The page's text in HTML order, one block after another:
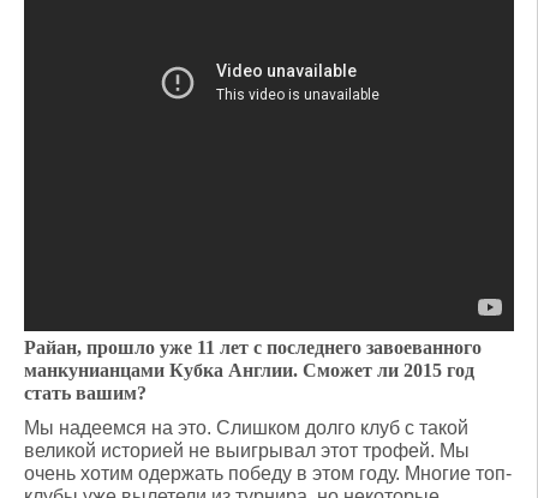
Райан, прошло уже 11 лет с последнего завоеванного
манкунианцами Кубка Англии. Сможет ли 2015 год
стать вашим?
Мы надеемся на это. Слишком долго клуб с такой
великой историей не выигрывал этот трофей. Мы
очень хотим одержать победу в этом году. Многие топ-